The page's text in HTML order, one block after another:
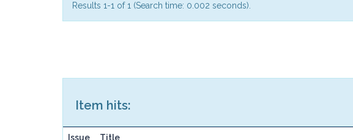
Results 1-1 of 1 (Search time: 0.002 seconds).
Item hits:
Issue Title